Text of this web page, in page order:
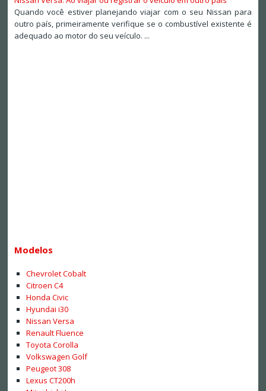
Quando você estiver planejando viajar com o seu Nissan para
outro país, primeiramente verifique se o combustível existente é
adequado ao motor do seu veículo. ...
Modelos
Chevrolet Cobalt
Citroen C4
Honda Civic
Hyundai i30
Nissan Versa
Renault Fluence
Toyota Corolla
Volkswagen Golf
Peugeot 308
Lexus CT200h